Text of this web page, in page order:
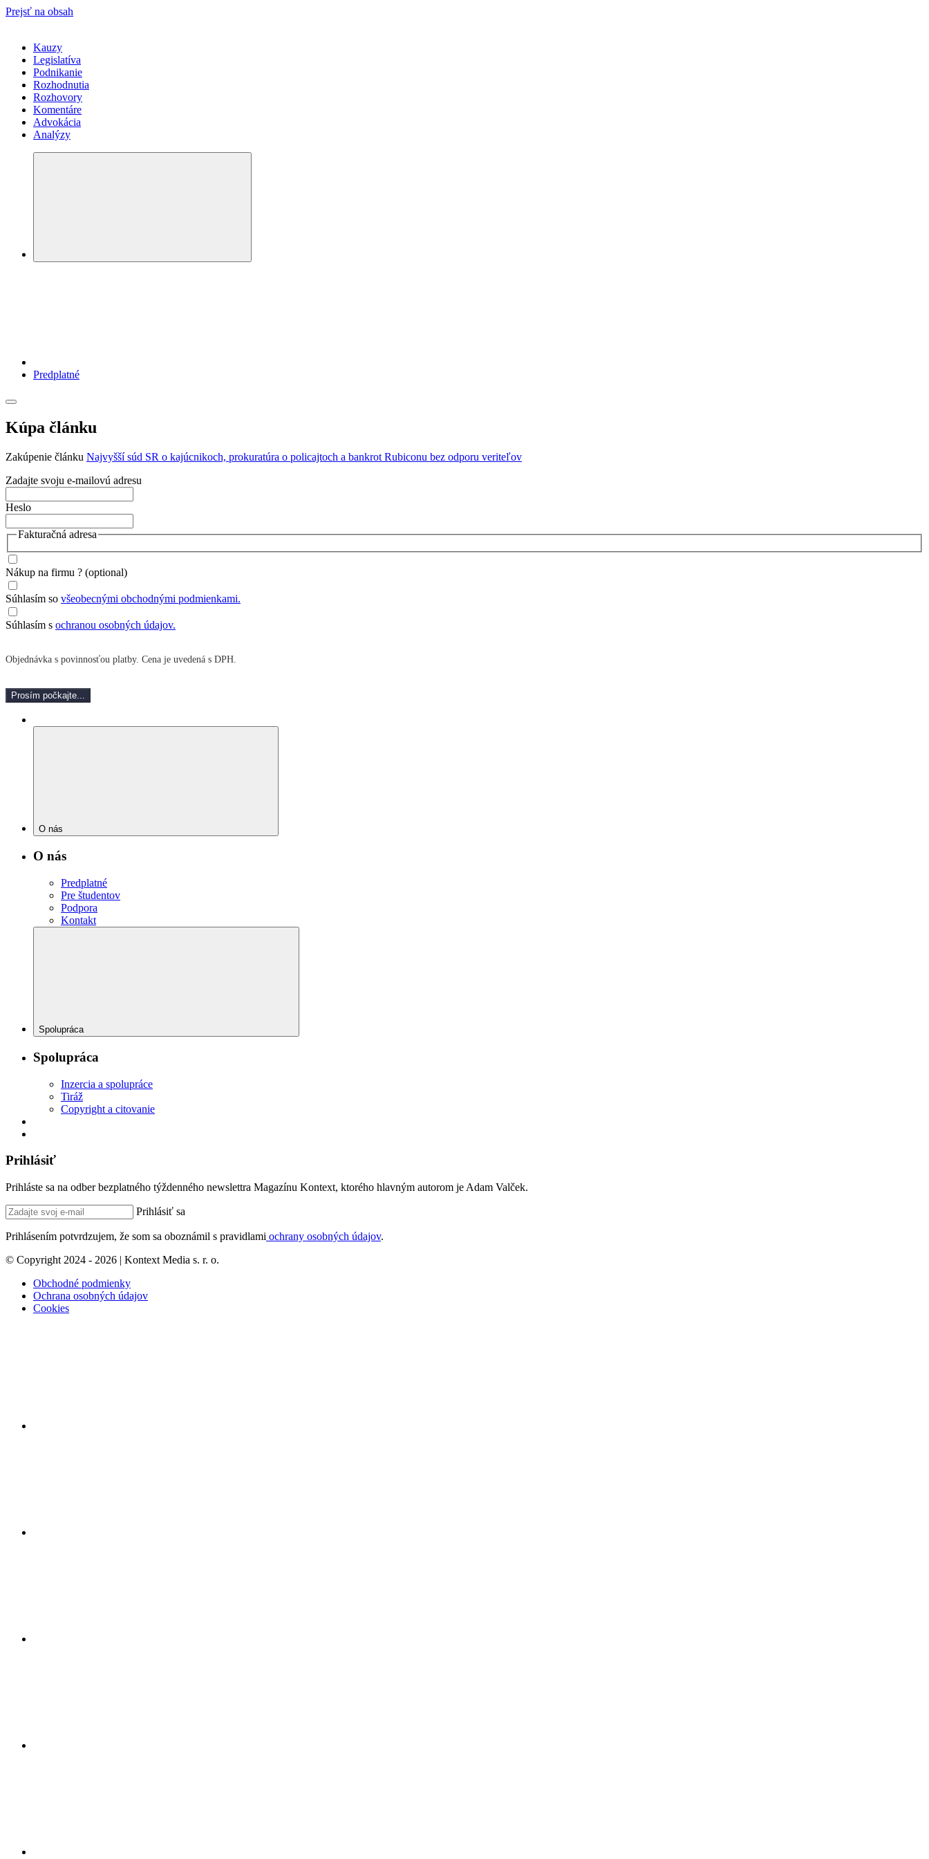
Prejsť na obsah
Kauzy
Legislatíva
Podnikanie
Rozhodnutia
Rozhovory
Komentáre
Advokácia
Analýzy
Predplatné
Kúpa článku
Zakúpenie článku Najvyšší súd SR o kajúcnikoch, prokuratúra o policajtoch a bankrot Rubiconu bez odporu veriteľov
Zadajte svoju e-mailovú adresu
Heslo
Fakturačná adresa
Nákup na firmu ? (optional)
Súhlasím so všeobecnými obchodnými podmienkami.
Súhlasím s ochranou osobných údajov.
Objednávka s povinnosťou platby. Cena je uvedená s DPH.
Prosím počkajte...
O nás
O nás
Predplatné
Pre študentov
Podpora
Kontakt
Spolupráca
Spolupráca
Inzercia a spolupráce
Tiráž
Copyright a citovanie
Prihlásiť
Prihláste sa na odber bezplatného týždenného newslettra Magazínu Kontext, ktorého hlavným autorom je Adam Valček.
Prihlásiť sa
Prihlásením potvrdzujem, že som sa oboznámil s pravidlami ochrany osobných údajov.
© Copyright 2024 - 2026 | Kontext Media s. r. o.
Obchodné podmienky
Ochrana osobných údajov
Cookies